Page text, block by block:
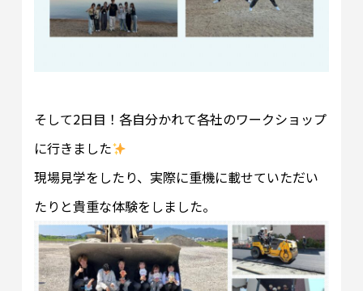
そして2日目！各自分かれて各社のワークショップ
に行きました
現場見学をしたり、実際に重機に載せていただい
たりと貴重な体験をしました。